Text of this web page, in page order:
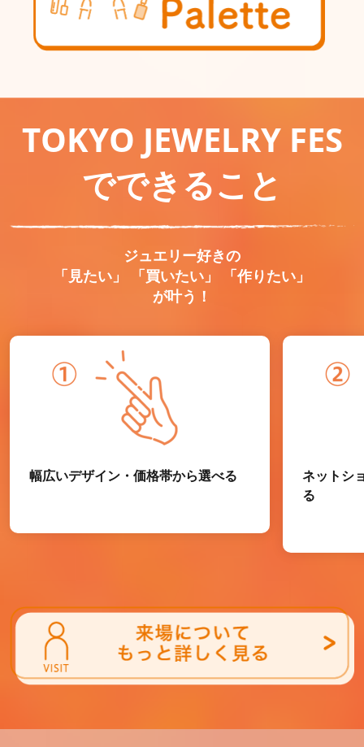
TOKYO JEWELRY FES
でできること
ジュエリー好きの
「見たい」 「買いたい」 「作りたい」
が叶う！
幅広いデザイン・価格帯から選べる
ネットシ
る